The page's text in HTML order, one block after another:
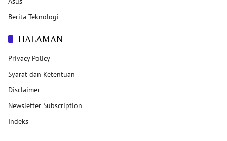
Berita Teknologi
HALAMAN
Privacy Policy
Syarat dan Ketentuan
Disclaimer
Newsletter Subscription
Indeks